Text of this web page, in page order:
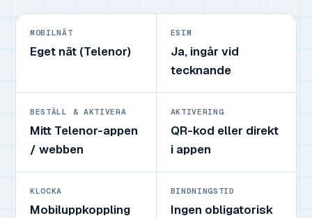
MOBILNÄT
Eget nät (Telenor)
ESIM
Ja, ingår vid
tecknande
BESTÄLL & AKTIVERA
Mitt Telenor-appen
/ webben
AKTIVERING
QR-kod eller direkt
i appen
KLOCKA
Mobiluppkoppling
BINDNINGSTID
Ingen obligatorisk